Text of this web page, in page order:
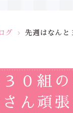
グ > 先週はなん
３０組
さん頑